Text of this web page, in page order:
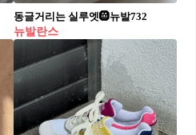
동글거리는 실루엣🛞뉴발732
뉴발란스